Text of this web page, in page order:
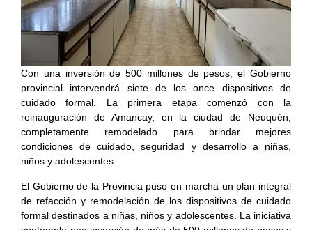
Con una inversión de 500 millones de pesos, el Gobierno
provincial intervendrá siete de los once dispositivos de
cuidado formal. La primera etapa comenzó con la
reinauguración de Amancay, en la ciudad de Neuquén,
completamente remodelado para brindar mejores
condiciones de cuidado, seguridad y desarrollo a niñas,
niños y adolescentes.
El Gobierno de la Provincia puso en marcha un plan integral
de refacción y remodelación de los dispositivos de cuidado
formal destinados a niñas, niños y adolescentes. La iniciativa